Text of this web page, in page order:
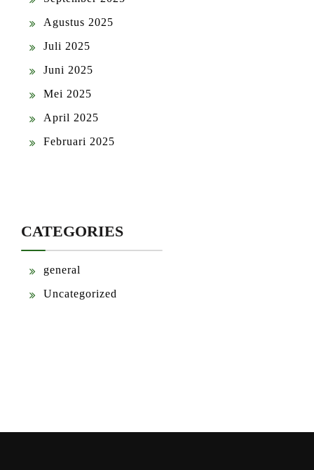
Agustus 2025
Juli 2025
Juni 2025
Mei 2025
April 2025
Februari 2025
CATEGORIES
general
Uncategorized